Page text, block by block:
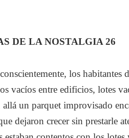
DE LA NOSTALGIA 26
los habitantes
vacíos entre edificios, lotes
allá un parquet improvisado
dejaron crecer sin prestarle